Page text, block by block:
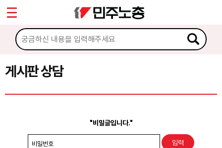
게시판 상담
"비밀글입니다."
비밀번호
마이페이지
소개
소식
노동상담
권리찾기수첩 검색
Sketchbook5, 스케치북5
Sketchbook5, 스케치북5